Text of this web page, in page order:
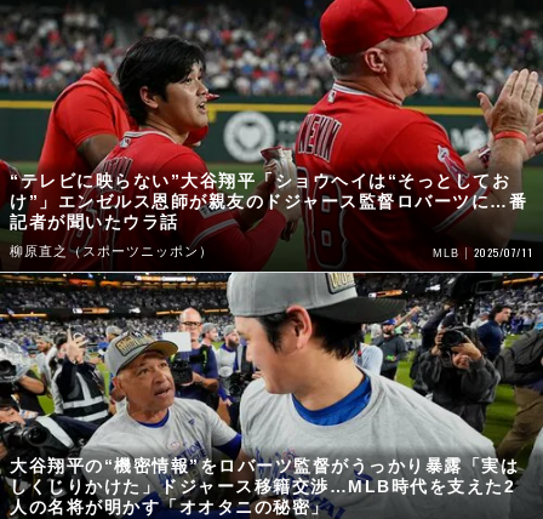
“テレビに映らない”大谷翔平「ショウヘイは“そっとしてお
け”」エンゼルス恩師が親友のドジャース監督ロバーツに…番
記者が聞いたウラ話
柳原直之（スポーツニッポン） MLB 2025/07/11
大谷翔平の“機密情報”をロバーツ監督がうっかり暴露「実は
しくじりかけた」ドジャース移籍交渉…MLB時代を支えた2
人の名将が明かす「オオタニの秘密」